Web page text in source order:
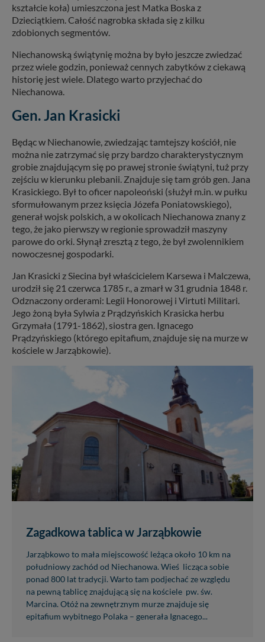
kształcie koła) umieszczona jest Matka Boska z
Dzieciątkiem. Całość nagrobka składa się z kilku
zdobionych segmentów.
Niechanowską świątynię można by było jeszcze zwiedzać
przez wiele godzin, ponieważ cennych zabytków z ciekawą
historię jest wiele. Dlatego warto przyjechać do
Niechanowa.
Gen. Jan Krasicki
Będąc w Niechanowie, zwiedzając tamtejszy kościół, nie
można nie zatrzymać się przy bardzo charakterystycznym
grobie znajdującym się po prawej stronie świątyni, tuż przy
zejściu w kierunku plebanii. Znajduje się tam grób gen. Jana
Krasickiego. Był to oficer napoleoński (służył m.in. w pułku
sformułowanym przez księcia Józefa Poniatowskiego),
generał wojsk polskich, a w okolicach Niechanowa znany z
tego, że jako pierwszy w regionie sprowadził maszyny
parowe do orki. Słynął zresztą z tego, że był zwolennikiem
nowoczesnej gospodarki.
Jan Krasicki z Siecina był właścicielem Karsewa i Malczewa,
urodził się 21 czerwca 1785 r., a zmarł w 31 grudnia 1848 r.
Odznaczony orderami: Legii Honorowej i Virtuti Militari.
Jego żoną była Sylwia z Prądzyńskich Krasicka herbu
Grzymała (1791-1862), siostra gen. Ignacego
Prądzyńskiego (którego epitafium, znajduje się na murze w
kościele w Jarząbkowie).
Zagadkowa tablica w Jarząbkowie
Jarząbkowo to mała miejscowość leżąca około 10 km na
południowy zachód od Niechanowa. Wieś licząca sobie
ponad 800 lat tradycji. Warto tam podjechać ze względu
na pewną tablicę znajdującą się na kościele pw. św.
Marcina. Otóż na zewnętrznym murze znajduje się
epitafium wybitnego Polaka – generała Ignacego...